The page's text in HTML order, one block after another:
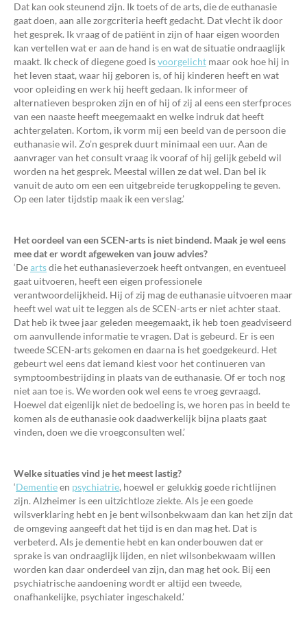
Dat kan ook steunend zijn. Ik toets of de arts, die de euthanasie
gaat doen, aan alle zorgcriteria heeft gedacht. Dat vlecht ik door
het gesprek. Ik vraag of de patiënt in zijn of haar eigen woorden
kan vertellen wat er aan de hand is en wat de situatie ondraaglijk
maakt. Ik check of diegene goed isvoorgelicht maar ook hoe hij in
het leven staat, waar hij geboren is, of hij kinderen heeft en wat
voor opleiding en werk hij heeft gedaan. Ik informeer of
alternatieven besproken zijn en of hij of zij al eens een sterfproces
van een naaste heeft meegemaakt en welke indruk dat heeft
achtergelaten. Kortom, ik vorm mij een beeld van de persoon die
euthanasie wil. Zo’n gesprek duurt minimaal een uur. Aan de
aanvrager van het consult vraag ik vooraf of hij gelijk gebeld wil
worden na het gesprek. Meestal willen ze dat wel. Dan bel ik
vanuit de auto om een een uitgebreide terugkoppeling te geven.
Op een later tijdstip maak ik een verslag.’
Het oordeel van een SCEN-arts is niet bindend. Maak je wel eens
mee dat er wordt afgeweken van jouw advies?
‘Deartsdie het euthanasieverzoek heeft ontvangen, en eventueel
gaat uitvoeren, heeft een eigen professionele
verantwoordelijkheid. Hij of zij mag de euthanasie uitvoeren maar
heeft wel wat uit te leggen als de SCEN-arts er niet achter staat.
Dat heb ik twee jaar geleden meegemaakt, ik heb toen geadviseerd
om aanvullende informatie te vragen. Dat is gebeurd. Er is een
tweede SCEN-arts gekomen en daarna is het goedgekeurd. Het
gebeurt wel eens dat iemand kiest voor het continueren van
symptoombestrijding in plaats van de euthanasie. Of er toch nog
niet aan toe is. We worden ook wel eens te vroeg gevraagd.
Hoewel dat eigenlijk niet de bedoeling is, we horen pas in beeld te
komen als de euthanasie ook daadwerkelijk bijna plaats gaat
vinden, doen we die vroegconsulten wel.’
Welke situaties vind je het meest lastig?
‘Dementieen psychiatrie, hoewel er gelukkig goede richtlijnen
zijn. Alzheimer is een uitzichtloze ziekte. Als je een goede
wilsverklaring hebt en je bent wilsonbekwaam dan kan het zijn dat
de omgeving aangeeft dat het tijd is en dan mag het. Dat is
verbeterd. Als je dementie hebt en kan onderbouwen dat er
sprake is van ondraaglijk lijden, en niet wilsonbekwaam willen
worden kan daar onderdeel van zijn, dan mag het ook. Bij een
psychiatrische aandoening wordt er altijd een tweede,
onafhankelijke, psychiater ingeschakeld.’